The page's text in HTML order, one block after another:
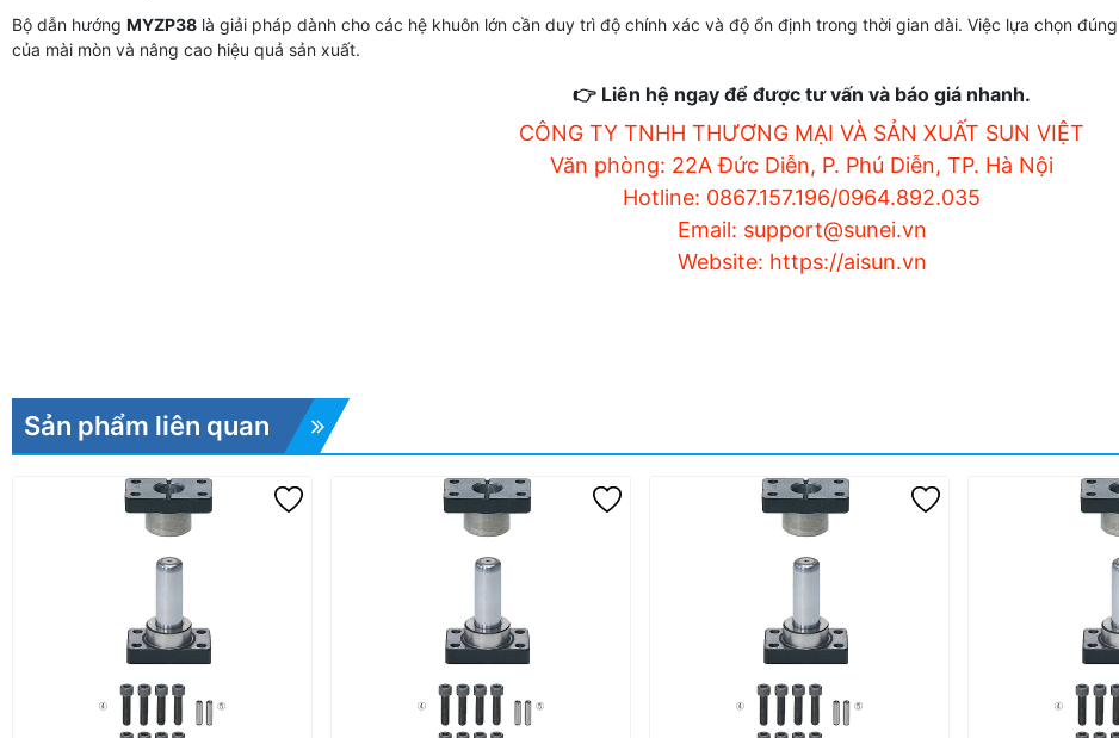
Bộ dẫn hướng MYZP38 là giải pháp dành cho các hệ khuôn lớn cần duy trì độ chính xác và độ ổn định trong thời gian dài. Việc lựa chọn
của mài mòn và nâng cao hiệu quả sản xuất.
👉 Liên hệ ngay để được tư vấn và báo giá nhanh.
CÔNG TY TNHH THƯƠNG MẠI VÀ SẢN XUẤT SUN VIỆT
Văn phòng: 22A Đức Diễn, P. Phú Diễn, TP. Hà Nội
Hotline: 0867.157.196/0964.892.035
Email: support@sunei.vn
Website: https://aisun.vn
Sản phẩm liên quan